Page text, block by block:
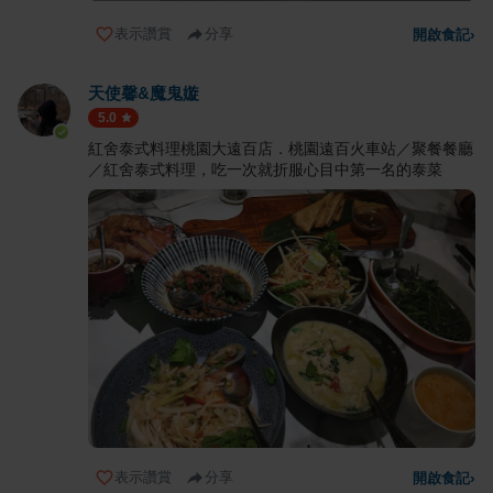
表示讚賞 分享 開啟食記›
天使馨&魔鬼嫙
5.0
紅舍泰式料理桃園大遠百店．桃園遠百火車站／聚餐餐廳
／紅舍泰式料理，吃一次就折服心目中第一名的泰菜
表示讚賞 分享 開啟食記›